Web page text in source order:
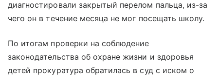
диагностировали закрытый перелом пальца, из-за
чего он в течение месяца не мог посещать школу.
По итогам проверки на соблюдение
законодательства об охране жизни и здоровья
детей прокуратура обратилась в суд с иском о